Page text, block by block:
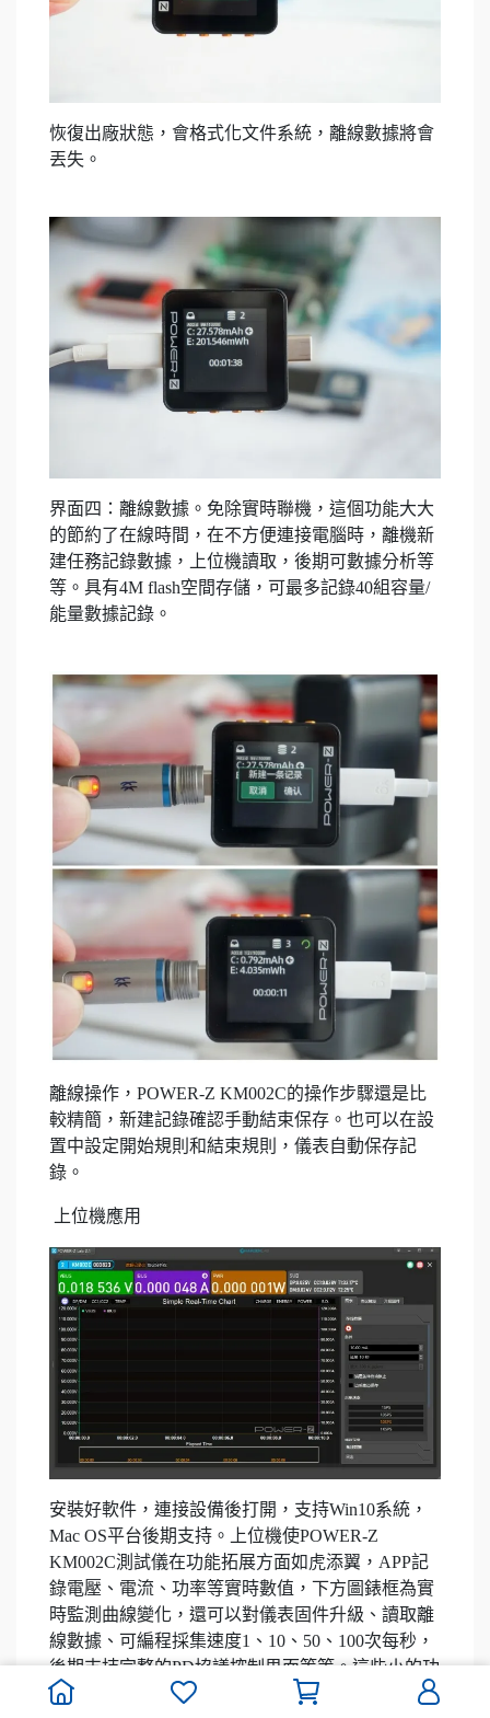
恢復出廠狀態，會格式化文件系統，離線數據將會
丟失。
界面四：離線數據。免除實時聯機，這個功能大大
的節約了在線時間，在不方便連接電腦時，離機新
建任務記錄數據，上位機讀取，後期可數據分析等
等。具有4M flash空間存儲，可最多記錄40組容量/
能量數據記錄。
離線操作，POWER-Z KM002C的操作步驟還是比
較精簡，新建記錄確認手動結束保存。也可以在設
置中設定開始規則和結束規則，儀表自動保存記
錄。
上位機應用
安裝好軟件，連接設備後打開，支持Win10系統，
Mac OS平台後期支持。上位機使POWER-Z
KM002C測試儀在功能拓展方面如虎添翼，APP記
錄電壓、電流、功率等實時數值，下方圖錶框為實
時監測曲線變化，還可以對儀表固件升級、讀取離
線數據、可編程採集速度1、10、50、100次每秒，
後期支持完整的PD協議控制界面等等。這些小的功
能看似簡單，但在使用時就非常方便，作為一款工